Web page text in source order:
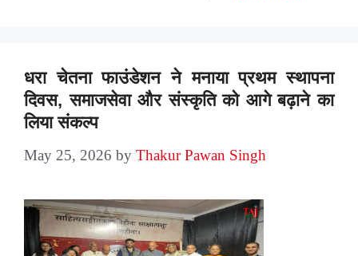
धरा चेतना फाउंडेशन ने मनाया प्रथम स्थापना
दिवस, समाजसेवा और संस्कृति को आगे बढ़ाने का
लिया संकल्प
May 25, 2026 by Thakur Pawan Singh